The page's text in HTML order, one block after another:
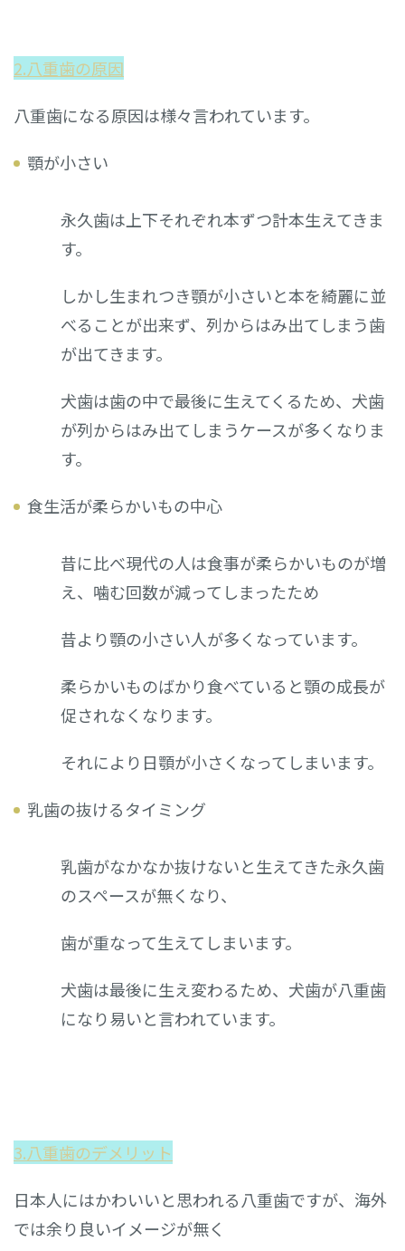
2.八重歯の原因
八重歯になる原因は様々言われています。
顎が小さい
永久歯は上下それぞれ本ずつ計本生えてきま
す。
しかし生まれつき顎が小さいと本を綺麗に並
べることが出来ず、列からはみ出てしまう歯
が出てきます。
犬歯は歯の中で最後に生えてくるため、犬歯
が列からはみ出てしまうケースが多くなりま
す。
食生活が柔らかいもの中心
昔に比べ現代の人は食事が柔らかいものが増
え、噛む回数が減ってしまったため
昔より顎の小さい人が多くなっています。
柔らかいものばかり食べていると顎の成長が
促されなくなります。
それにより日顎が小さくなってしまいます。
乳歯の抜けるタイミング
乳歯がなかなか抜けないと生えてきた永久歯
のスペースが無くなり、
歯が重なって生えてしまいます。
犬歯は最後に生え変わるため、犬歯が八重歯
になり易いと言われています。
3.八重歯のデメリット
日本人にはかわいいと思われる八重歯ですが、海外
では余り良いイメージが無く